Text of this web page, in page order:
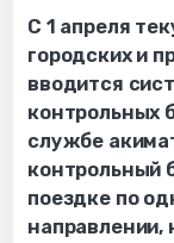
С 1 апреля
городских и
вводится
контрольных
службе
контрольный
поездке по
направлении,